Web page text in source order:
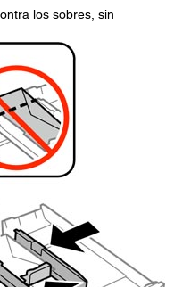
los sobres, sin